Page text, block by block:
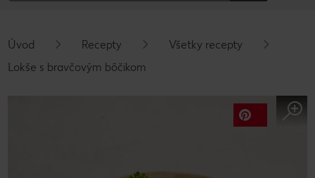
Vyskakovací bočný panel
Úvod Recepty
Všetky recepty
Lokše s bravčovým bôčikom